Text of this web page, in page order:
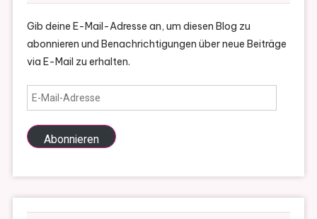
Gib deine E-Mail-Adresse an, um diesen Blog zu
abonnieren und Benachrichtigungen über neue Beiträge
via E-Mail zu erhalten.
E-
Mail-
Adresse
Abonnieren